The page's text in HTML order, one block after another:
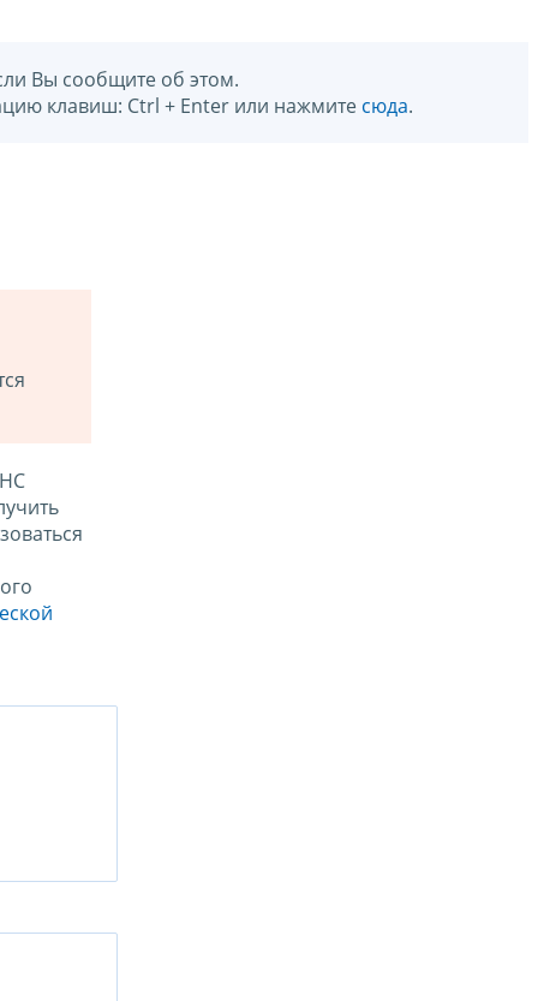
Вы сообщите об этом.
клавиш: Ctrl + Enter или нажмите сюда.